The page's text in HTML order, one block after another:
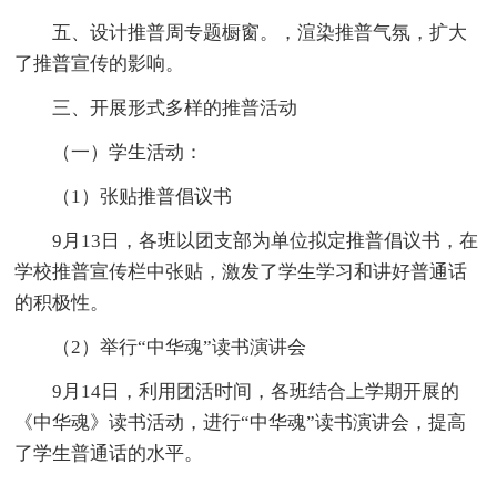
五、设计推普周专题橱窗。，渲染推普气氛，扩大
了推普宣传的影响。
三、开展形式多样的推普活动
（一）学生活动：
（1）张贴推普倡议书
9月13日，各班以团支部为单位拟定推普倡议书，在
学校推普宣传栏中张贴，激发了学生学习和讲好普通话
的积极性。
（2）举行“中华魂”读书演讲会
9月14日，利用团活时间，各班结合上学期开展的
《中华魂》读书活动，进行“中华魂”读书演讲会，提高
了学生普通话的水平。